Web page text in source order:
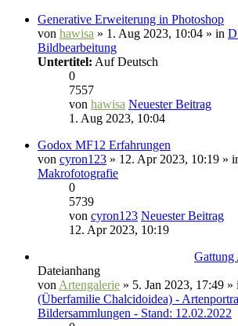
Generative Erweiterung in Photoshop
von hawisa » 1. Aug 2023, 10:04 » in
Bildbearbeitung
Untertitel: Auf Deutsch
0
7557
von hawisa Neuester Beitrag
1. Aug 2023, 10:04
Godox MF12 Erfahrungen
von cyron123 » 12. Apr 2023, 10:19 »
Makrofotografie
0
5739
von cyron123 Neuester Beitrag
12. Apr 2023, 10:19
Gattung
Dateianhang
von Artengalerie » 5. Jan 2023, 17:49 »
(Überfamilie Chalcidoidea) -
Bildersammlungen - Stand: 12.02.2022